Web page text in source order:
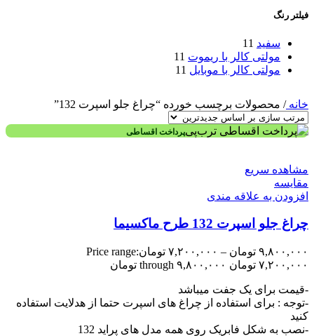
فیلتر رنگ
سفید 11
مولتی کالر با ریموت 11
مولتی کالر با موبایل 11
خانه/ محصولات برچسب خورده “چراغ جلو اسپرت 132”
پرداخت اقساطی
مشاهده سریع
مقایسه
افزودن به علاقه مندی
چراغ جلو اسپرت 132 طرح ماکسیما
۹,۸۰۰,۰۰۰ تومان – ۷,۲۰۰,۰۰۰ تومانPrice range:
۷,۲۰۰,۰۰۰ تومان through ۹,۸۰۰,۰۰۰ تومان
-قیمت برای یک جفت میباشد
-توجه : برای استفاده از چراغ های اسپرت حتما از هدلایت استفاده
کنید
-نصب به شکل فابریک روی همه مدل های پراید 132